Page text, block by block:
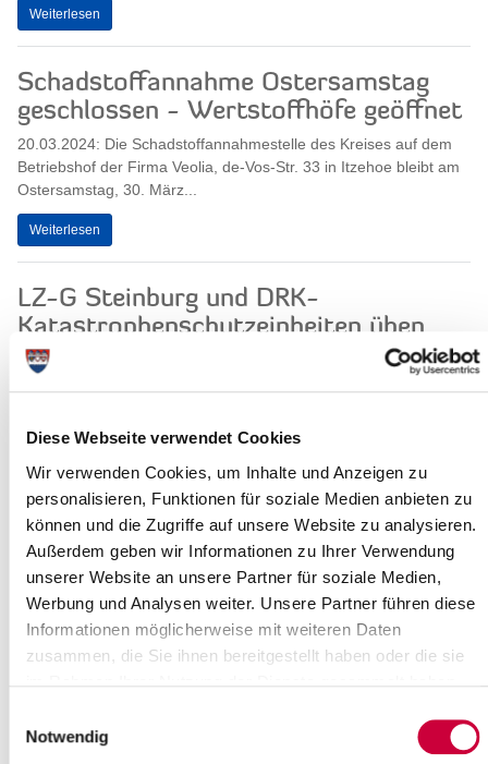
Diese Webseite verwendet Cookies
Wir verwenden Cookies, um Inhalte und Anzeigen zu
personalisieren, Funktionen für soziale Medien anbieten zu
können und die Zugriffe auf unsere Website zu analysieren.
Außerdem geben wir Informationen zu Ihrer Verwendung
unserer Website an unsere Partner für soziale Medien,
Werbung und Analysen weiter. Unsere Partner führen diese
Informationen möglicherweise mit weiteren Daten
zusammen, die Sie ihnen bereitgestellt haben oder die sie
Notwendig
Weiterlesen
Schadstoffannahme Ostersamstag
geschlossen - Wertstoffhöfe geöffnet
20.03.2024: Die Schadstoffannahmestelle des Kreises auf dem
Betriebshof der Firma Veolia, de-Vos-Str. 33 in Itzehoe bleibt am
Ostersamstag, 30. März...
Weiterlesen
LZ-G Steinburg und DRK-
Katastrophenschutzeinheiten üben
20.03.2024: Erschrecken Sie nicht, wenn Ihnen am 23. März
Hier geht es um die...
Weiterlesen
Kulturförderpreis 2024: Ihre
Vorschläge sind gefragt!
15.03.2024: Nur alle fünf Jahre wird der Kulturförderpreis des
Kreises Steinburg verliehen – und 2024 ist es wieder so weit,
übrigens zum zehnten Mal....